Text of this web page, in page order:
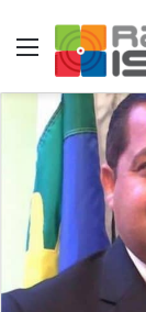
Menu